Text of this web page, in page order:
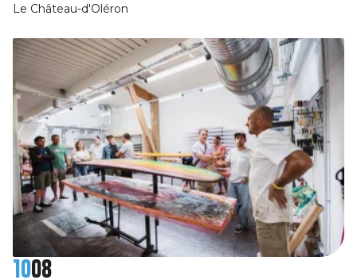
Le Château-d'Oléron
1008